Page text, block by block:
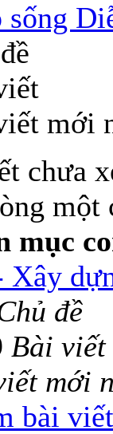
sống
mới
một
mục
Xây
đề
Bài viết
mới